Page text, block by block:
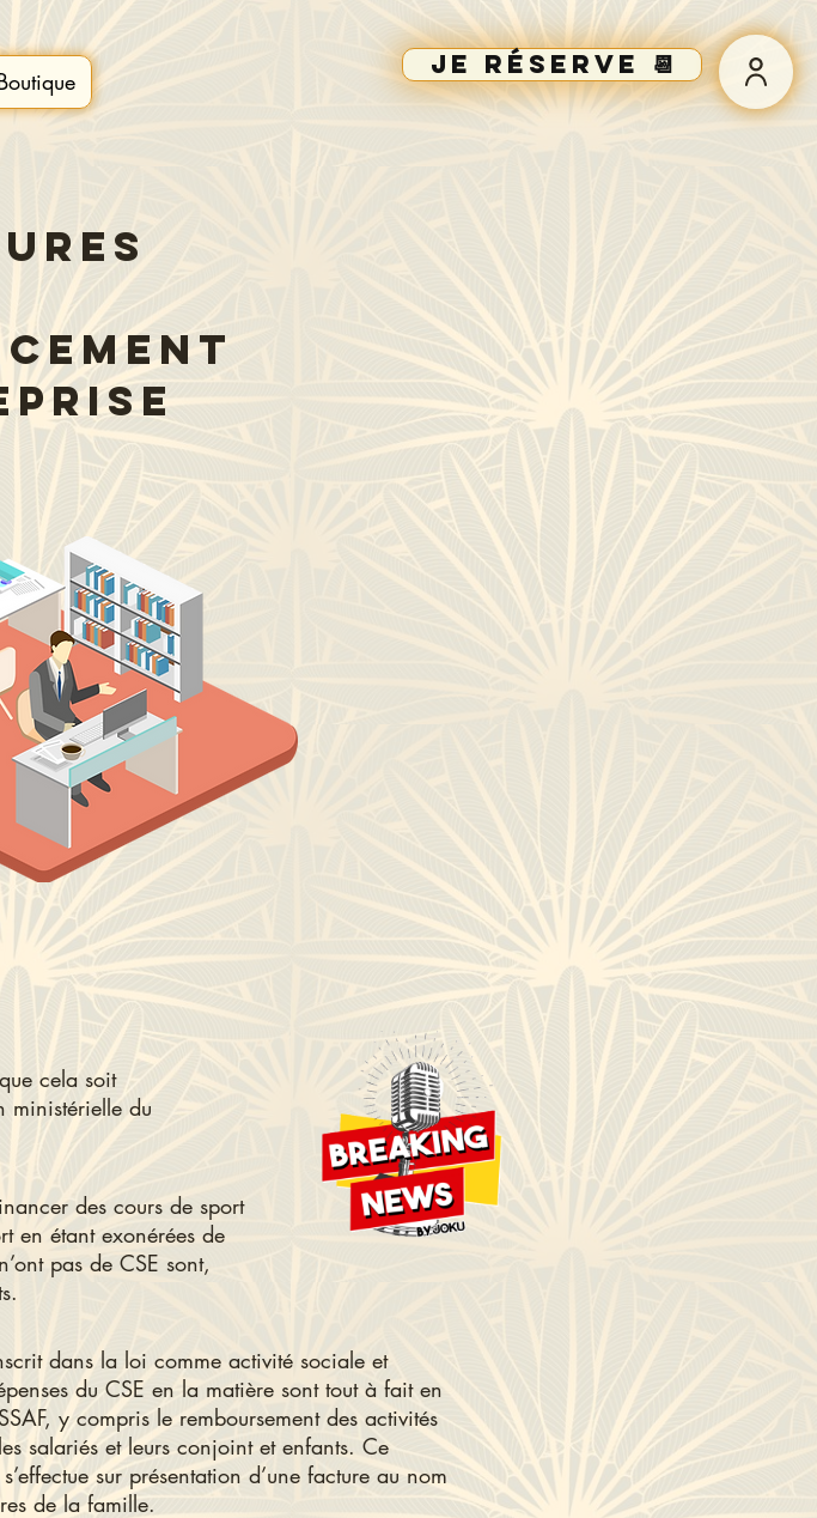
Je réserve 📆
cela soit
ministérielle du
dans la loi comme activité sociale et
du CSE en la matière sont tout à fait en
y compris le remboursement des activités
salariés et leurs conjoint et enfants. Ce
sur présentation d’une facture au nom
de la famille.
des cours de sport
en étantexonérées de
pas de CSE sont,